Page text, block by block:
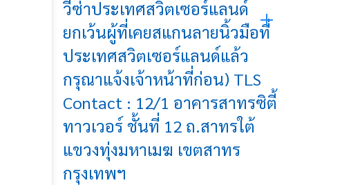
วีซ่าประเทศสวิตเซอร์แลนด์
ยกเว้นผู้ที่เคยสแกนลายนิ้วมือที่
ประเทศสวิตเซอร์แลนด์แล้ว
กรุณาแจ้งเจ้าหน้าที่ก่อน) TLS
Contact : 12/1 อาคารสาทรซิตี้
ทาวเวอร์ ชั้นที่ 12 ถ.สาทรใต้
แขวงทุ่งมหาเมฆ เขตสาทร
กรุงเทพฯ